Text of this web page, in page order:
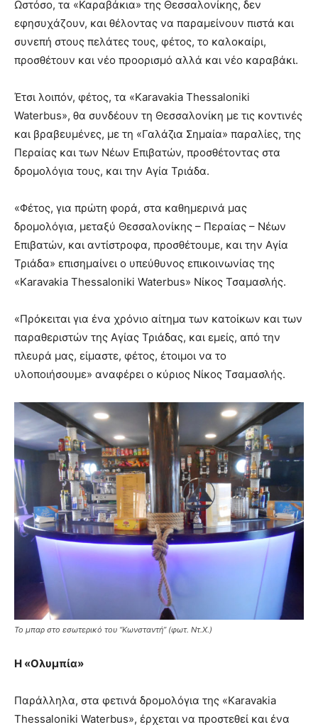
Ωστόσο, τα «Καραβάκια» της Θεσσαλονίκης, δεν
εφησυχάζουν, και θέλοντας να παραμείνουν πιστά και
συνεπή στους πελάτες τους, φέτος, το καλοκαίρι,
προσθέτουν και νέο προορισμό αλλά και νέο καραβάκι.
Έτσι λοιπόν, φέτος, τα «Karavakia Thessaloniki
Waterbus», θα συνδέουν τη Θεσσαλονίκη με τις κοντινές
και βραβευμένες, με τη «Γαλάζια Σημαία» παραλίες, της
Περαίας και των Νέων Επιβατών, προσθέτοντας στα
δρομολόγια τους, και την Αγία Τριάδα.
«Φέτος, για πρώτη φορά, στα καθημερινά μας
δρομολόγια, μεταξύ Θεσσαλονίκης – Περαίας – Νέων
Επιβατών, και αντίστροφα, προσθέτουμε, και την Αγία
Τριάδα» επισημαίνει ο υπεύθυνος επικοινωνίας της
«Karavakia Thessaloniki Waterbus» Νίκος Τσαμασλής.
«Πρόκειται για ένα χρόνιο αίτημα των κατοίκων και των
παραθεριστών της Αγίας Τριάδας, και εμείς, από την
πλευρά μας, είμαστε, φέτος, έτοιμοι να το
υλοποιήσουμε» αναφέρει ο κύριος Νίκος Τσαμασλής.
Το μπαρ στο εσωτερικό του “Κωνσταντή” (φωτ. Ντ.Χ.)
Η «Ολυμπία»
Παράλληλα, στα φετινά δρομολόγια της «Karavakia
Thessaloniki Waterbus», έρχεται να προστεθεί και ένα